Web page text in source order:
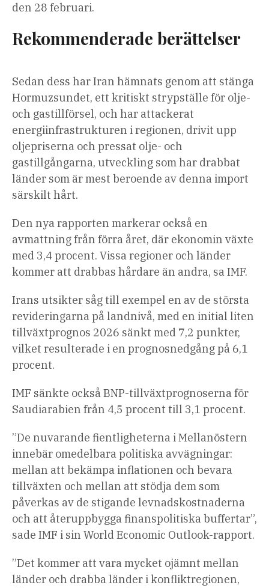
den 28 februari.
Rekommenderade berättelser
med
4
artiklar
av
listan
Sedan dess har Iran hämnats genom att stänga
Hormuzsundet, ett kritiskt strypställe för olje-
och gastillförsel, och har attackerat
energiinfrastrukturen i regionen, drivit upp
oljepriserna och pressat olje- och
gastillgångarna, utveckling som har drabbat
länder som är mest beroende av denna import
särskilt hårt.
Den nya rapporten markerar också en
avmattning från förra året, där ekonomin växte
med 3,4 procent. Vissa regioner och länder
kommer att drabbas hårdare än andra, sa IMF.
Irans utsikter såg till exempel en av de största
revideringarna på landnivå, med en initial liten
tillväxtprognos 2026 sänkt med 7,2 punkter,
vilket resulterade i en prognosnedgång på 6,1
procent.
IMF sänkte också BNP-tillväxtprognoserna för
Saudiarabien från 4,5 procent till 3,1 procent.
”De nuvarande fientligheterna i Mellanöstern
innebär omedelbara politiska avvägningar:
mellan att bekämpa inflationen och bevara
tillväxten och mellan att stödja dem som
påverkas av de stigande levnadskostnaderna
och att återuppbygga finanspolitiska buffertar”,
sade IMF i sin World Economic Outlook-rapport.
”Det kommer att vara mycket ojämnt mellan
länder och drabba länder i konfliktregionen,